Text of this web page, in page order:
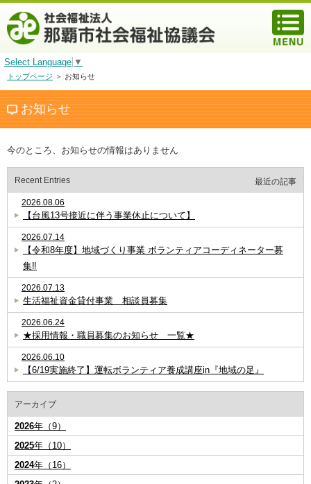
Select Language ▼
トップページ ＞ お知らせ
お知らせ
今のところ、お知らせの情報はありません
Recent Entries 最近の記事
2026.08.06
【台風13号接近に伴う事業休止について】
2026.07.14
【令和8年度】地域づくり事業 ボランティアコーディネーター募
集‼
2026.07.13
生活福祉資金貸付事業 相談員募集
2026.06.24
★採用情報・職員募集のお知らせ 一覧★
2026.06.10
【6/19実施終了】運転ボランティア養成講座in『地域の足』
アーカイブ
2026年（9）
2025年（10）
2024年（16）